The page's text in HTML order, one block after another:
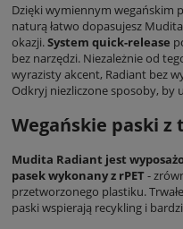
Dzięki wymiennym wegańskim
naturą łatwo dopasujesz
okazji.System quick-release
bez narzędzi. Niezależnie od
wyrazisty akcent, Radiant bez
Odkryj niezliczone sposoby, by
Wegańskie paski
Mudita Radiant jest
pasek wykonany z rPET-
przetworzonego plastiku.
paski wspierają recykling i